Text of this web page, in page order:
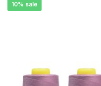
10% sale